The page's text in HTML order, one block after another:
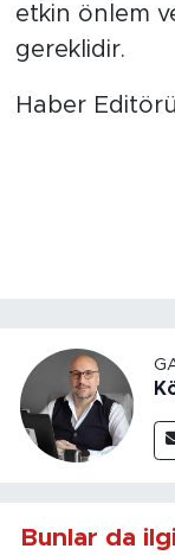
etkin önlem
gereklidir.
Haber
Bunlar da